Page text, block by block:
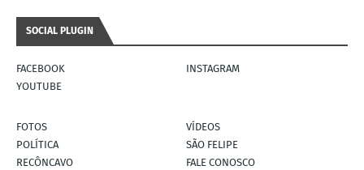
SOCIAL PLUGIN
FACEBOOK
INSTAGRAM
YOUTUBE
FOTOS
VÍDEOS
POLÍTICA
SÃO FELIPE
RECÔNCAVO
FALE CONOSCO